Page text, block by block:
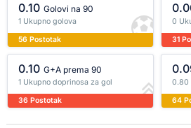
0.10 Golovi na 90
1 Ukupno golova
56 Postotak
0
31
0.10 G+A prema 90
1 Ukupno doprinosa za gol
36 Postotak
0.80
64